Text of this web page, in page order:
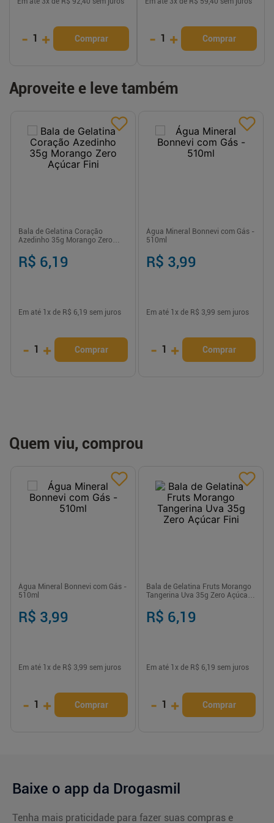
- 1 + Comprar - 1 + Comprar
Aproveite e leve também
Bala de Gelatina Coração
Azedinho 35g Morango Zero
R$ 6,19
Em até 1 x de R$ 6,19 sem juros
- 1 + Comprar
Água Mineral Bonnevi com Gás -
510ml
R$ 3,99
Em até 1 x de R$ 3,99 sem juros
- 1 + Comprar
Quem viu, comprou
Água Mineral Bonnevi com Gás -
510ml
R$ 3,99
Em até 1 x de R$ 3,99 sem juros
- 1 + Comprar
Bala de Gelatina Fruts Morango
Tangerina Uva 35g Zero Açúcar
R$ 6,19
Em até 1 x de R$ 6,19 sem juros
- 1 + Comprar
Baixe o app da Drogasmil
Tenha mais praticidade para fazer suas compras e